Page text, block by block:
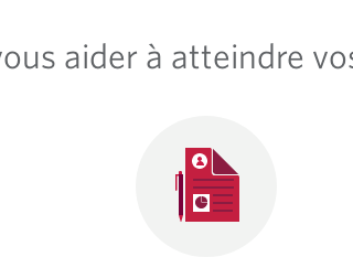
aider à atteindre